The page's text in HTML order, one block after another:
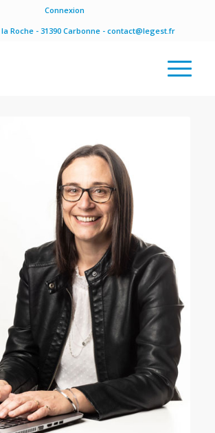
Connexion
Roche - 31390 Carbonne - contact@legest.fr